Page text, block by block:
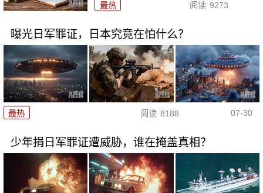
最热 阅读 9273
曝光日军罪证，日本究竟在怕什么？
最热 阅读 8188 07-30
少年捐日军罪证遭威胁，谁在掩盖真相？